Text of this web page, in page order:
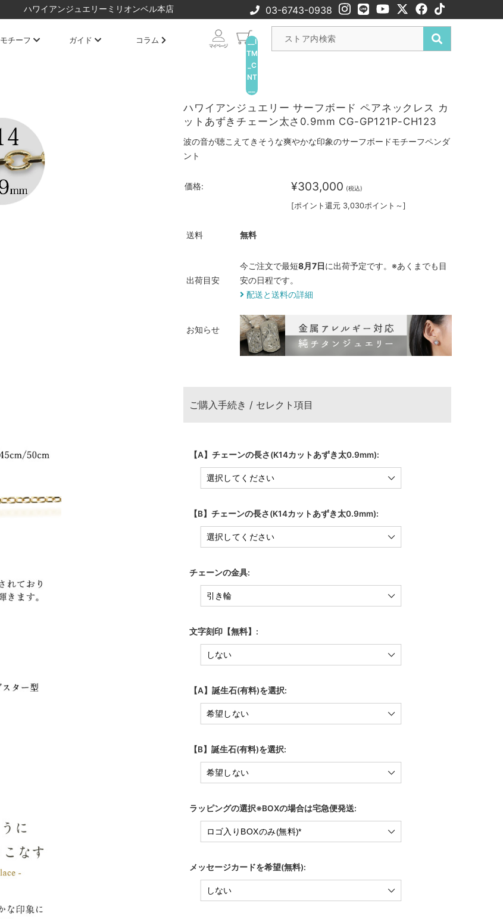
ハワイアンジュエリーミリオンベル本店 03-6743-0938
モチーフ ガイド コラム
__I
TM
_C
NT
ハワイアンジュエリー サーフボード ペアネックレス カ
ットあずきチェーン太さ0.9mm CG-GP121P-CH123
波の音が聴こえてきそうな爽やかな印象のサーフボードモチーフペンダ
ント
価格: ¥303,000 (税込)
[ポイント還元 3,030ポイント～]
送料 無料
出荷目安
今ご注文で最短8月7日に出荷予定です。※あくまでも目
安の日程です。
配送と送料の詳細
お知らせ
ご購入手続き / セレクト項目
【A】チェーンの長さ(K14カットあずき太0.9mm):
【B】チェーンの長さ(K14カットあずき太0.9mm):
チェーンの金具:
文字刻印【無料】:
【A】誕生石(有料)を選択:
【B】誕生石(有料)を選択:
ラッピングの選択※BOXの場合は宅急便発送:
メッセージカードを希望(無料):